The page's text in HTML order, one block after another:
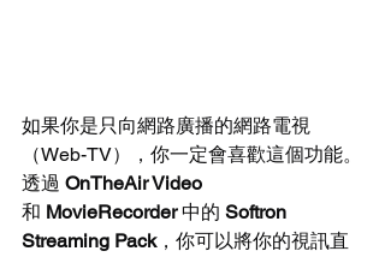
如果你是只向網路廣播的網路電視
（Web-TV），你一定會喜歡這個功能。
透過 OnTheAir Video
和 MovieRecorder 中的 Softron
Streaming Pack，你可以將你的視訊直